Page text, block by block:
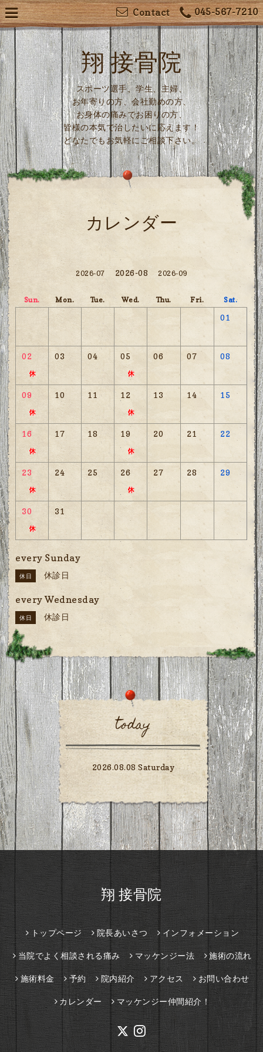
045-567-7210
Contact
翔 接骨院
スポーツ選手、学生、主婦、
お年寄りの方、会社勤めの方、
お身体の痛みでお困りの方、
皆様の本気で治したいに応えます！
どなたでもお気軽にご相談下さい。
カレンダー
2026-07 2026-08 2026-09
Sun. Mon. Tue. Wed. Thu. Fri. Sat.
01
02 03 04 05 06 07 08
09 10 11 12 13 14 15
16 17 18 19 20 21 22
23 24 25 26 27 28 29
30 31
every Sunday
休日 休診日
every Wednesday
休日 休診日
today
2026.08.08 Saturday
翔 接骨院
トップページ 院長あいさつ インフォメーション
当院でよく相談される痛み マッケンジー法 施術の流れ
施術料金 予約 院内紹介 アクセス お問い合わせ
カレンダー マッケンジー仲間紹介！